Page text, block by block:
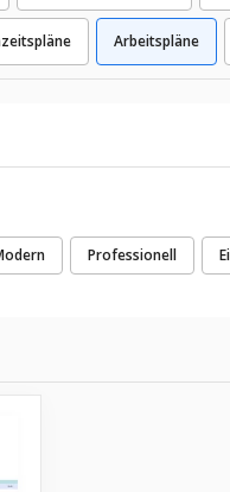
Arbeitspläne
Professionell